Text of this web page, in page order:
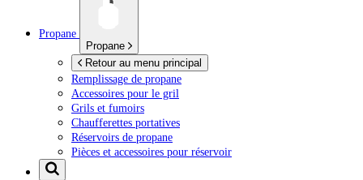
Propane
Propane
Retour au menu principal
Remplissage de propane
Accessoires pour le gril
Grils et fumoirs
Chaufferettes portatives
Réservoirs de propane
Pièces et accessoires pour réservoir